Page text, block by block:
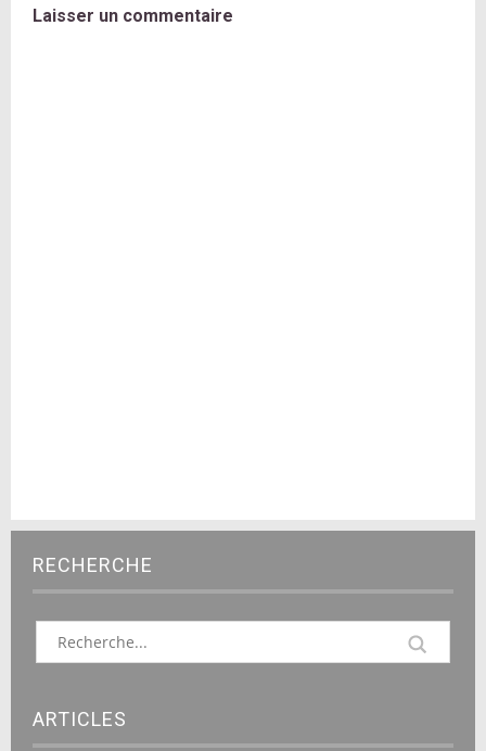
Laisser un commentaire
RECHERCHE
ARTICLES